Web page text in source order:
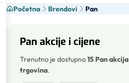
Početna Brendovi Pan
Pan akcije i cijene
Trenutno je dostupno15 Pan akcija
trgovina.